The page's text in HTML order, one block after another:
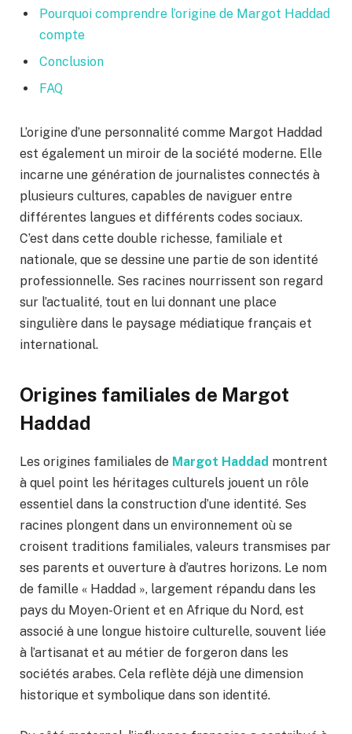
Pourquoi comprendre l’origine de Margot Haddad
compte
Conclusion
FAQ
L’origine d’une personnalité comme Margot Haddad
est également un miroir de la société moderne. Elle
incarne une génération de journalistes connectés à
plusieurs cultures, capables de naviguer entre
différentes langues et différents codes sociaux.
C’est dans cette double richesse, familiale et
nationale, que se dessine une partie de son identité
professionnelle. Ses racines nourrissent son regard
sur l’actualité, tout en lui donnant une place
singulière dans le paysage médiatique français et
international.
Origines familiales de Margot
Haddad
Les origines familiales de Margot Haddad montrent
à quel point les héritages culturels jouent un rôle
essentiel dans la construction d’une identité. Ses
racines plongent dans un environnement où se
croisent traditions familiales, valeurs transmises par
ses parents et ouverture à d’autres horizons. Le nom
de famille « Haddad », largement répandu dans les
pays du Moyen-Orient et en Afrique du Nord, est
associé à une longue histoire culturelle, souvent liée
à l’artisanat et au métier de forgeron dans les
sociétés arabes. Cela reflète déjà une dimension
historique et symbolique dans son identité.